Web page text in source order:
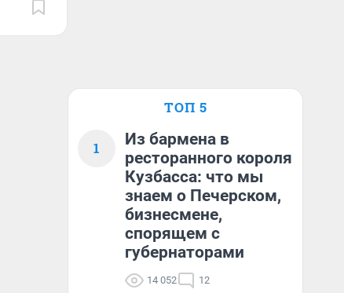
ТОП 5
1
Из бармена в
ресторанного короля
Кузбасса: что мы
знаем о Печерском,
бизнесмене,
спорящем с
губернаторами
14 052 12